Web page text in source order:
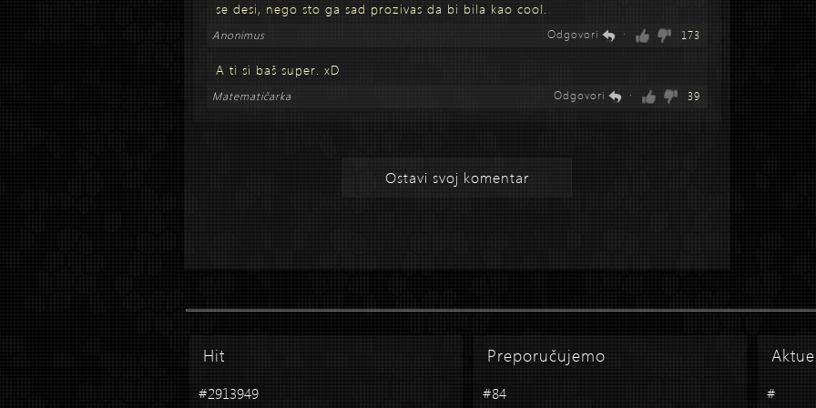
se desi, nego sto ga sad prozivas da bi bila kao cool.
Anonimus 173
Odgovori ·
A ti si baš super. xD
Matematičarka 39
Odgovori ·
Ostavi svoj komentar
Hit
#2913949
Preporučujemo
#84 #